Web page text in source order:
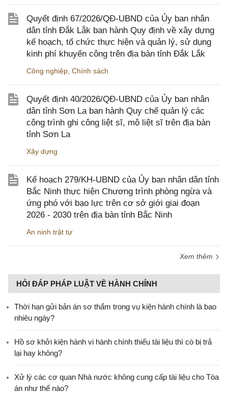
Quyết định 67/2026/QĐ-UBND của Ủy ban nhân
dân tỉnh Đắk Lắk ban hành Quy định về xây dựng
kế hoạch, tổ chức thực hiện và quản lý, sử dụng
kinh phí khuyến công trên địa bàn tỉnh Đắk Lắk
Công nghiệp Chính sách
Quyết định 40/2026/QĐ-UBND của Ủy ban nhân
dân tỉnh Sơn La ban hành Quy chế quản lý các
công trình ghi công liệt sĩ, mộ liệt sĩ trên địa bàn
tỉnh Sơn La
Xây dựng
Kế hoạch 279/KH-UBND của Ủy ban nhân dân tỉnh
Bắc Ninh thực hiện Chương trình phòng ngừa và
ứng phó với bạo lực trên cơ sở giới giai đoạn
2026 - 2030 trên địa bàn tỉnh Bắc Ninh
An ninh trật tự
Xem thêm
HỎI ĐÁP PHÁP LUẬT VỀ HÀNH CHÍNH
Thời hạn gửi bản án sơ thẩm trong vụ kiện hành chính là bao
nhiêu ngày?
Hồ sơ khởi kiện hành vi hành chính thiếu tài liệu thì có bị trả
lại hay không?
Xử lý các cơ quan Nhà nước không cung cấp tài liệu cho Tòa
án như thế nào?